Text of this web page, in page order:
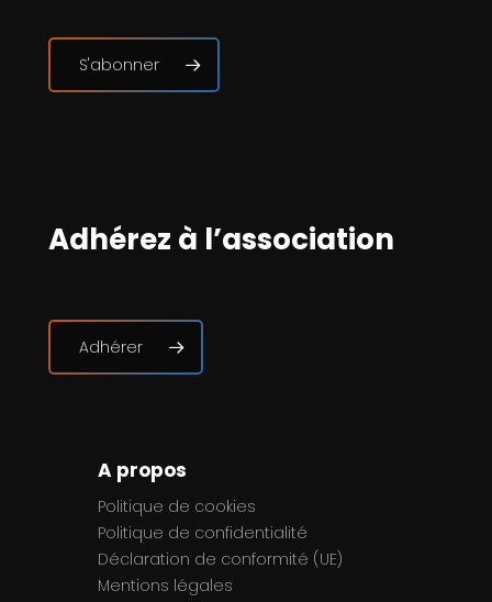
S'abonner
Adhérez à l’association
Adhérer
A propos
Politique de cookies
Politique de confidentialité
Déclaration de conformité (UE)
Mentions légales